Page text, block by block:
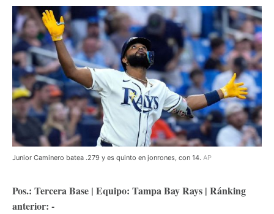
Junior Caminero batea .279 y es quinto en jonrones, con 14. AP
Pos.: Tercera Base | Equipo: Tampa Bay Rays | Ránking
anterior: -